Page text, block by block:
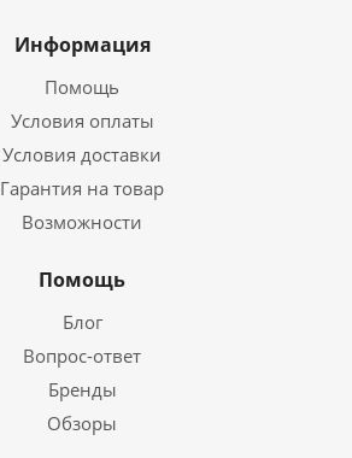
Информация
Помощь
Условия оплаты
Условия доставки
Гарантия на товар
Возможности
Помощь
Блог
Вопрос-ответ
Бренды
Обзоры